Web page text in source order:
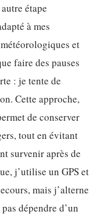
étape
à mes
et
faire des pauses
: je tente de
Cette approche,
de conserver
tout en évitant
survenir après de
j’utilise un GPS et
mais j’alterne
dépendre d’un